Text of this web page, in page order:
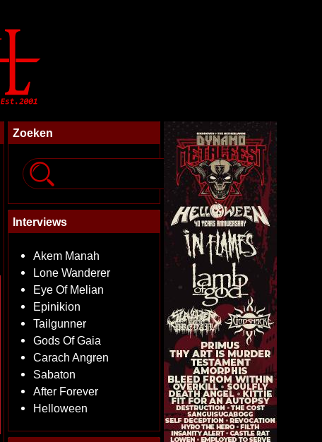
Zoeken
Interviews
Akem Manah
Lone Wanderer
Eye Of Melian
Epinikion
Tailgunner
Gods Of Gaia
Carach Angren
Sabaton
After Forever
Helloween